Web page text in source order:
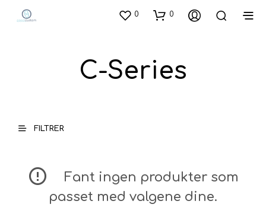
0 0
C-Series
FILTRER
Fant ingen produkter som
passet med valgene dine.